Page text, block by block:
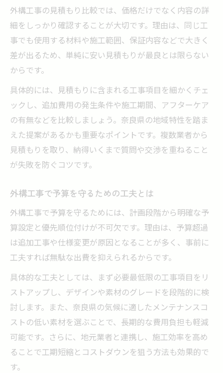
外構工事の見積もり比較では、価格だけでなく内容の詳
細をしっかり確認することが大切です。理由は、同じ工
事でも使用する材料や施工範囲、保証内容などで大きく
差が出るため、単純に安い見積もりが最良とは限らない
からです。
具体的には、見積もりに含まれる工事項目を細かくチェ
ックし、追加費用の発生条件や施工期間、アフターケア
の有無などを比較しましょう。奈良県の地域特性を踏ま
えた提案があるかも重要なポイントです。複数業者から
見積もりを取り、納得いくまで質問や交渉を重ねること
が失敗を防ぐコツです。
外構工事で予算を守るための工夫とは
外構工事で予算を守るためには、計画段階から明確な予
算設定と優先順位付けが不可欠です。理由は、予算超過
は追加工事や仕様変更が原因となることが多く、事前に
工夫すれば無駄な出費を抑えられるからです。
具体的な工夫としては、まず必要最低限の工事項目をリ
ストアップし、デザインや素材のグレードを段階的に検
討します。また、奈良県の気候に適したメンテナンスコ
ストの低い素材を選ぶことで、長期的な費用負担も軽減
可能です。さらに、地元業者と連携し、施工効率を高め
ることで工期短縮とコストダウンを狙う方法も効果的で
す。